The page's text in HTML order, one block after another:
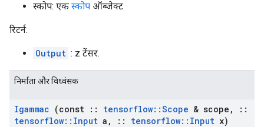
स्कोप: एक स्कोप ऑब्जेक्ट
रिटर्न:
Output : z टेंसर.
निर्माता और विध्वंसक
Igammac (const :: tensorflow::Scope & scope ,
::
tensorflow:: Input a , :: tensorflow:: Input x)